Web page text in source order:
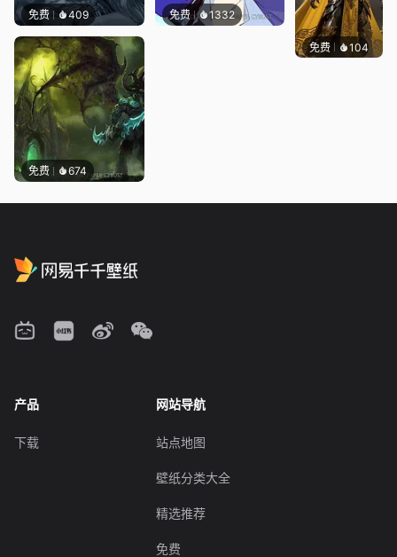
免费 409 免费 1332
免费 674
免费 104渔小小
产品
下载
网站导航
站点地图
壁纸分类大全
精选推荐
免费